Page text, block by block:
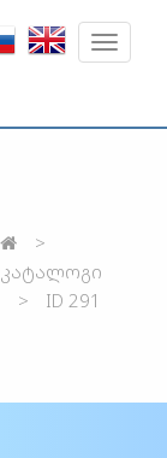
Toggle
კატალოგი
ID 291